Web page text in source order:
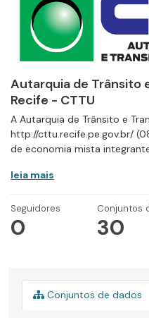
Autarquia de Trânsito
Recife - CTTU
A Autarquia de Trânsito e
http://cttu.recife.pe.gov.br/
de economia mista
leia mais
Seguidores
0
Conjuntos
30
Conjuntos de dados